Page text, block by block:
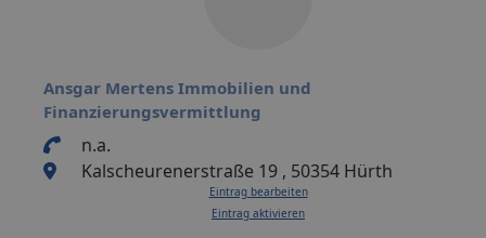
Ansgar Mertens Immobilien und
Finanzierungsvermittlung
n.a.
Kalscheurenerstraße 19 , 50354 Hürth
Eintrag bearbeiten
Eintrag aktivieren